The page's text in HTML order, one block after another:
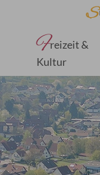
Freizeit &
Kultur